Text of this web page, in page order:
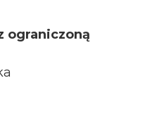
ograniczoną